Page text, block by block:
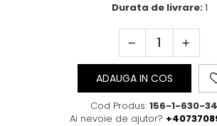
Durata de livrare:1
ADAUGA IN COS
Cod Produs: 156-1-630-34
Ai nevoie de ajutor?